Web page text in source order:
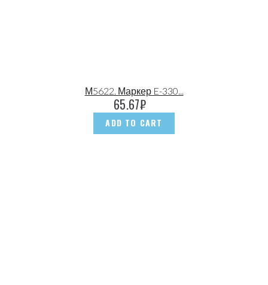
М5622. Маркер E-330...
65.67₽
ADD TO CART